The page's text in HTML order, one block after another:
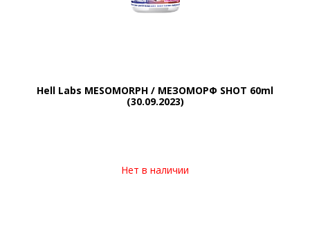
Hell Labs MESOMORPH / МЕЗОМОРФ SHOT 60ml
(30.09.2023)
Нет в наличии